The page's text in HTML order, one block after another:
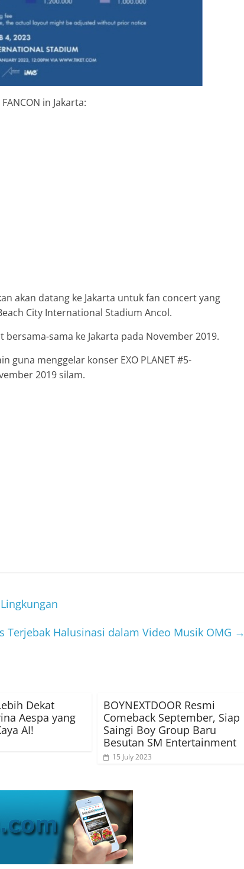
in Jakarta:
akan datang ke Jakarta untuk fan concert yang
City International Stadium Ancol.
sama ke Jakarta pada November 2019.
guna menggelar konser EXO PLANET #5-
2019 silam.
Terjebak Halusinasi dalam Video Musik OMG →
Dekat
Aespa yang
AI!
BOYNEXTDOOR Resmi
Comeback September, Siap
Saingi Boy Group Baru
Besutan SM Entertainment
15 July 2023